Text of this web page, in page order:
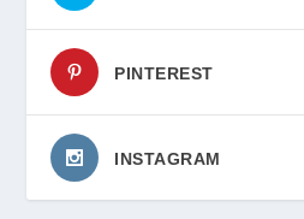
PINTEREST
INSTAGRAM